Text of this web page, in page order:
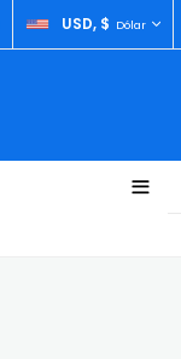
USD, $ Dólar